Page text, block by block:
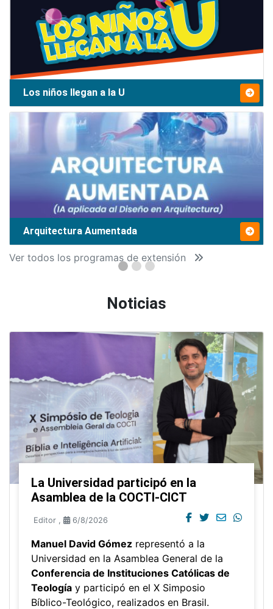
Los niños llegan a la U
Arquitectura Aumentada
Ver todos los programas de extensión
Noticias
La Universidad participó en la
Asamblea de la COCTI-CICT
Editor , 6/8/2026
Manuel David Gómez representó a la
Universidad en la Asamblea General de la
Conferencia de Instituciones Católicas de
Teología y participó en el X Simposio
Bíblico-Teológico, realizados en Brasil.